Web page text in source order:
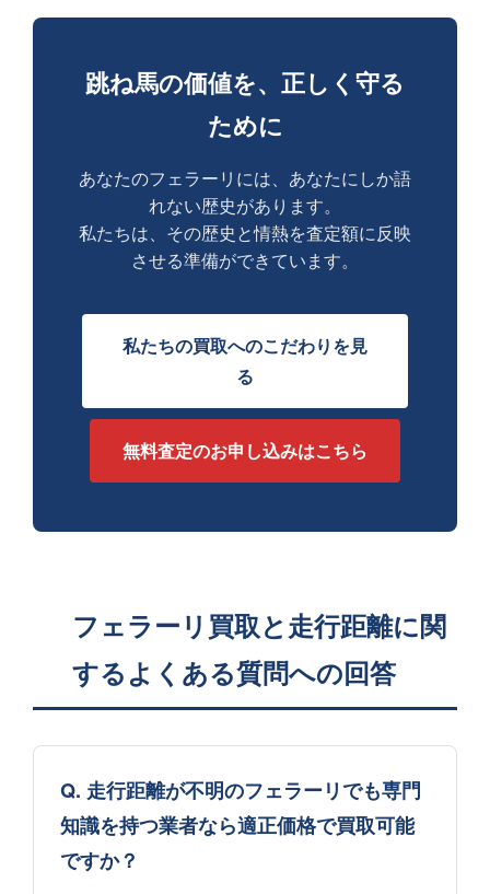
跳ね馬の価値を、正しく守る
ために
あなたのフェラーリには、あなたにしか語
れない歴史があります。
私たちは、その歴史と情熱を査定額に反映
させる準備ができています。
私たちの買取へのこだわりを見
る
無料査定のお申し込みはこちら
フェラーリ買取と走行距離に関
するよくある質問への回答
Q. 走行距離が不明のフェラーリでも専門
知識を持つ業者なら適正価格で買取可能
ですか？